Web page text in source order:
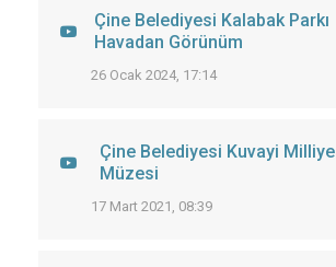
Çine Belediyesi Kalabak Parkı
Havadan Görünüm
26 Ocak 2024, 17:14
Çine Belediyesi Kuvayi Milliye
Müzesi
17 Mart 2021, 08:39